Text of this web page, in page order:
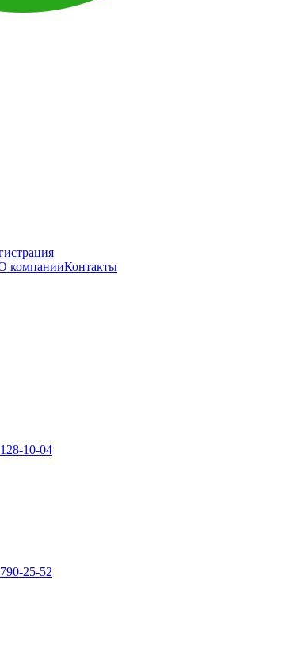
компанииКонтакты
10-04
25-52